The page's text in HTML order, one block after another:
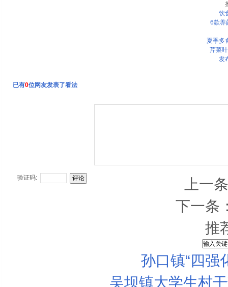
饮
6款养
夏季多
芹菜
发
已有0位网友发表了看法
验证码:
上一
下一条
推
孙口镇“四强
吴坝镇大学生村